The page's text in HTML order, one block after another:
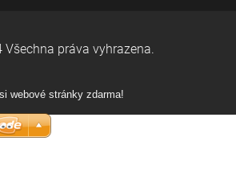
práva vyhrazena.
webové stránky zdarma!